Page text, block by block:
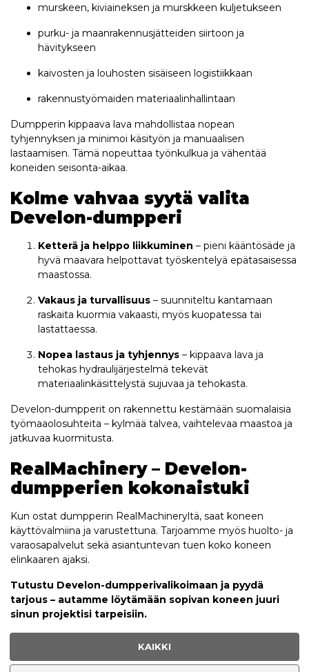
murskeen, kiviaineksen ja murskkeen kuljetukseen
purku- ja maanrakennusjätteiden siirtoon ja
hävitykseen
kaivosten ja louhosten sisäiseen logistiikkaan
rakennustyömaiden materiaalinhallintaan
Dumpperin kippaava lava mahdollistaa nopean
tyhjennyksen ja minimoi käsityön ja manuaalisen
lastaamisen. Tämä nopeuttaa työnkulkua ja vähentää
koneiden seisonta-aikaa.
Kolme vahvaa syytä valita
Develon-dumpperi
Ketterä ja helppo liikkuminen – pieni kääntösäde ja
hyvä maavara helpottavat työskentelyä epätasaisessa
maastossa.
Vakaus ja turvallisuus – suunniteltu kantamaan
raskaita kuormia vakaasti, myös kuopatessa tai
lastattaessa.
Nopea lastaus ja tyhjennys – kippaava lava ja
tehokas hydraulijärjestelmä tekevät
materiaalinkäsittelystä sujuvaa ja tehokasta.
Develon-dumpperit on rakennettu kestämään suomalaisia
työmaaolosuhteita – kylmää talvea, vaihtelevaa maastoa ja
jatkuvaa kuormitusta.
RealMachinery – Develon-
dumpperien kokonaistuki
Kun ostat dumpperin RealMachineryltä, saat koneen
käyttövalmiina ja varustettuna. Tarjoamme myös huolto- ja
varaosapalvelut sekä asiantuntevan tuen koko koneen
elinkaaren ajaksi.
Tutustu Develon-dumpperivalikoimaan ja pyydä
tarjous – autamme löytämään sopivan koneen juuri
sinun projektisi tarpeisiin.
KAIKKI